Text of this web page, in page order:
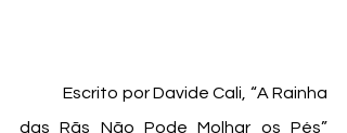
	Escrito por Davide Cali, “A Rainha
das Rãs Não Pode Molhar os Pés”